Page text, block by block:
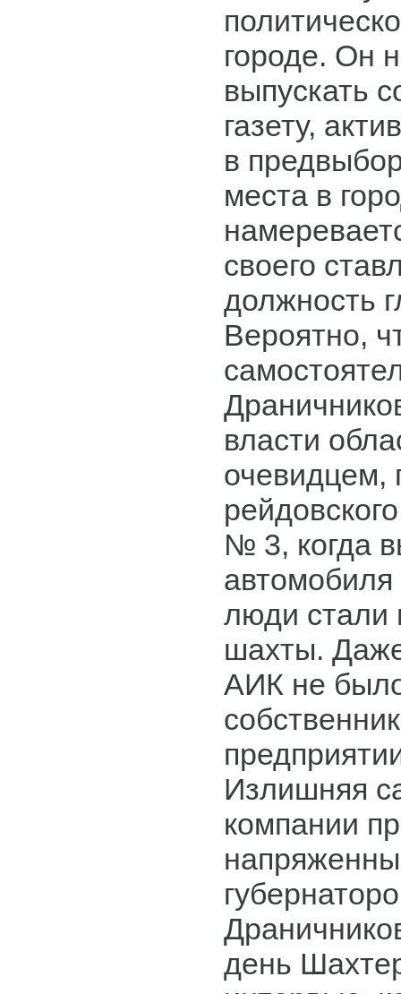
городе. Он
выпускать
газету,
в
места в
своего
должность
Вероятно,
власти
очевидцем,
№ 3, когда
люди стали
шахты.
АИК не
Излишняя
компании
день